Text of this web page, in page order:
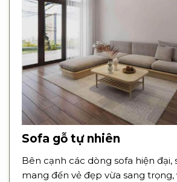
Sofa gỗ tự nhiên
Bên cạnh các dòng sofa hiện đại,
mang đến vẻ đẹp vừa sang trọng,